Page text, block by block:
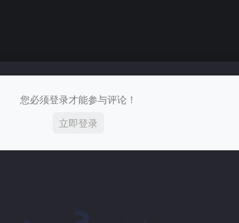
您必须登录才能参与评论！
立即登录